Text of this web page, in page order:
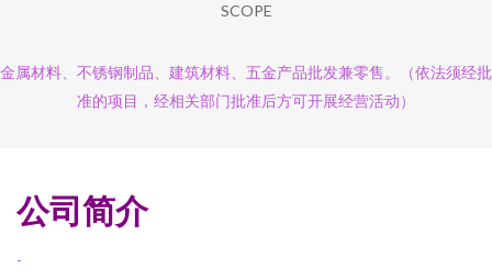
SCOPE
金属材料、不锈钢制品、建筑材料、五金产品批发兼零售。（依法须经批
准的项目，经相关部门批准后方可开展经营活动）
公司简介
-